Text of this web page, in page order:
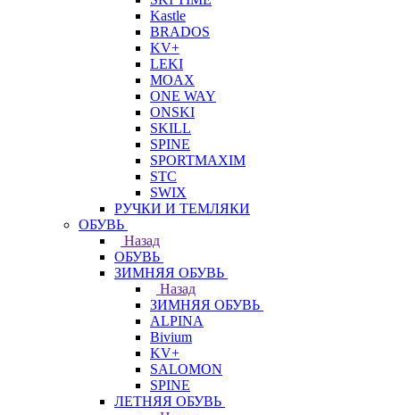
Kastle
BRADOS
KV+
LEKI
MOAX
ONE WAY
ONSKI
SKILL
SPINE
SPORTMAXIM
STC
SWIX
РУЧКИ И ТЕМЛЯКИ
ОБУВЬ
Назад
ОБУВЬ
ЗИМНЯЯ ОБУВЬ
Назад
ЗИМНЯЯ ОБУВЬ
ALPINA
Bivium
KV+
SALOMON
SPINE
ЛЕТНЯЯ ОБУВЬ